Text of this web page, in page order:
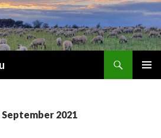
2021